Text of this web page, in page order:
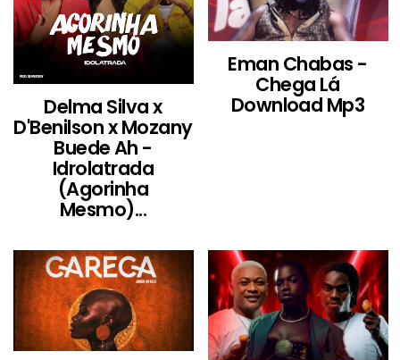
Delma Silva x
D'Benilson x Mozany
Buede Ah -
Idrolatrada
(Agorinha
Mesmo)...
Eman Chabas -
Chega Lá
Download Mp3